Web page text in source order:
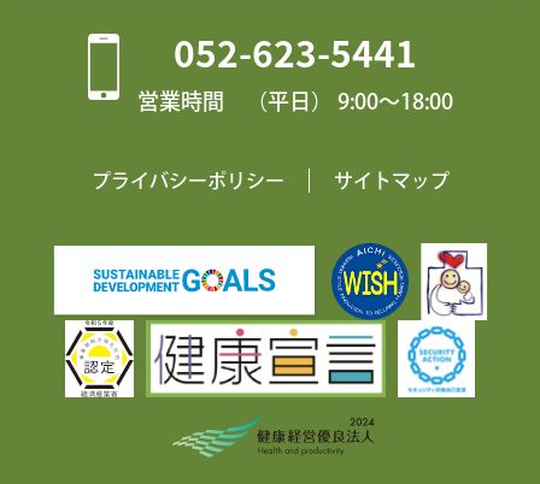
052-623-5441
営業時間 （平日） 9:00〜18:00
プライバシーポリシー サイトマップ